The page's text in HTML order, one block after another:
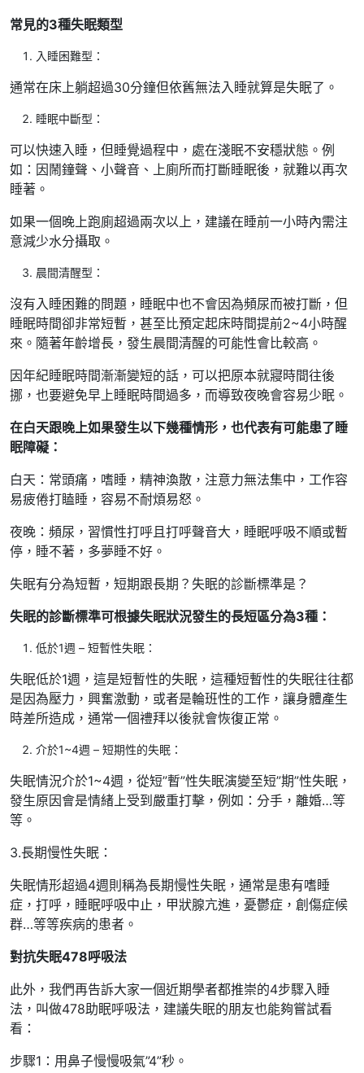
常見的3種失眠類型
入睡困難型：
通常在床上躺超過30分鐘但依舊無法入睡就算是失眠了。
睡眠中斷型：
可以快速入睡，但睡覺過程中，處在淺眠不安穩狀態。例
如：因鬧鐘聲、小聲音、上廁所而打斷睡眠後，就難以再次
睡著。
如果一個晚上跑廁超過兩次以上，建議在睡前一小時內需注
意減少水分攝取。
晨間清醒型：
沒有入睡困難的問題，睡眠中也不會因為頻尿而被打斷，但
睡眠時間卻非常短暫，甚至比預定起床時間提前2~4小時醒
來。隨著年齡增長，發生晨間清醒的可能性會比較高。
因年紀睡眠時間漸漸變短的話，可以把原本就寢時間往後
挪，也要避免早上睡眠時間過多，而導致夜晚會容易少眠。
在白天跟晚上如果發生以下幾種情形，也代表有可能患了睡
眠障礙：
白天：常頭痛，嗜睡，精神渙散，注意力無法集中，工作容
易疲倦打瞌睡，容易不耐煩易怒。
夜晚：頻尿，習慣性打呼且打呼聲音大，睡眠呼吸不順或暫
停，睡不著，多夢睡不好。
失眠有分為短暫，短期跟長期？失眠的診斷標準是？
失眠的診斷標準可根據失眠狀況發生的長短區分為3種：
低於1週 – 短暫性失眠：
失眠低於1週，這是短暫性的失眠，這種短暫性的失眠往往都
是因為壓力，興奮激動，或者是輪班性的工作，讓身體產生
時差所造成，通常一個禮拜以後就會恢復正常。
介於1~4週 – 短期性的失眠：
失眠情況介於1~4週，從短”暫”性失眠演變至短”期”性失眠，
發生原因會是情緒上受到嚴重打擊，例如：分手，離婚…等
等。
3.長期慢性失眠：
失眠情形超過4週則稱為長期慢性失眠，通常是患有嗜睡
症，打呼，睡眠呼吸中止，甲狀腺亢進，憂鬱症，創傷症候
群…等等疾病的患者。
對抗失眠478呼吸法
此外，我們再告訴大家一個近期學者都推崇的4步驟入睡
法，叫做478助眠呼吸法，建議失眠的朋友也能夠嘗試看
看：
步驟1：用鼻子慢慢吸氣”4”秒。